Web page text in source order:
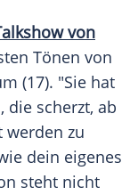
von
Tönen von
(17). "Sie hat
, die scherzt, ab
werden zu
dein eigenes
steht nicht